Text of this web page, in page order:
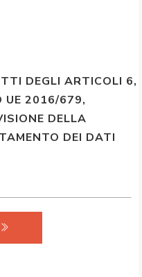
DEGLI ARTICOLI 6,
UE 2016/679,
DELLA
DEI DATI